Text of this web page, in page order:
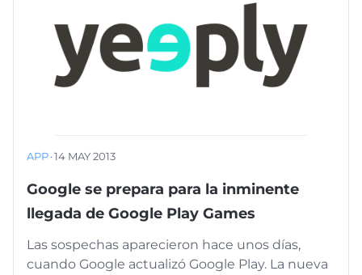
APP·14 MAY 2013
Google se prepara para la inminente
llegada de Google Play Games
Las sospechas aparecieron hace unos días,
cuando Google actualizó Google Play. La nueva